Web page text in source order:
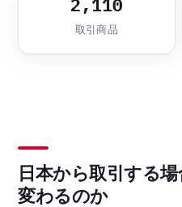
2,110
取引商品
日本から取引する
変わるのか